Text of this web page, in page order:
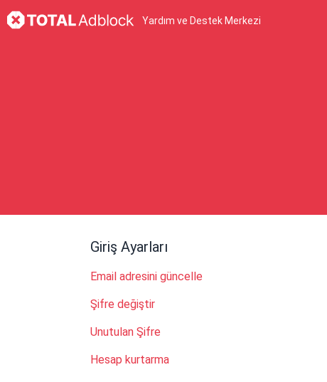
Yardım ve Destek Merkezi
Giriş Ayarları
Email adresini güncelle
Şifre değiştir
Unutulan Şifre
Hesap kurtarma